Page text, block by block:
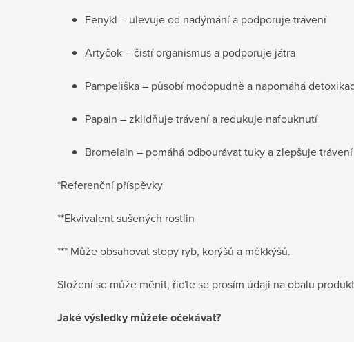
Fenykl – ulevuje od nadýmání a podporuje trávení
Artyčok – čistí organismus a podporuje játra
Pampeliška – působí močopudně a napomáhá
Papain – zklidňuje trávení a redukuje nafouknutí
Bromelain – pomáhá odbourávat tuky a zlepšuje trávení
*Referenční příspěvky
**Ekvivalent sušených rostlin
*** Může obsahovat stopy ryb, korýšů a měkkýšů.
Složení se může měnit, řiďte se prosím údaji na obalu
Jaké výsledky můžete očekávat?